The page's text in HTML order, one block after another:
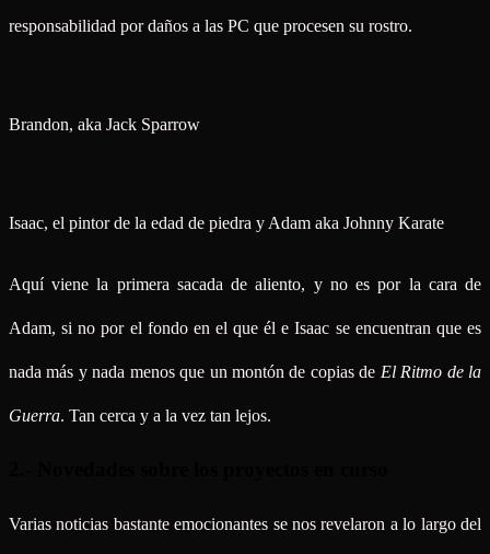
responsabilidad por daños a las PC que procesen su rostro.
Brandon, aka Jack Sparrow
Isaac, el pintor de la edad de piedra y Adam aka Johnny Karate
Aquí viene la primera sacada de aliento, y no es por la cara de
Adam, si no por el fondo en el que él e Isaac se encuentran que es
nada más y nada menos que un montón de copias de El Ritmo de la
Guerra. Tan cerca y a la vez tan lejos.
Varias noticias bastante emocionantes se nos revelaron a lo largo del